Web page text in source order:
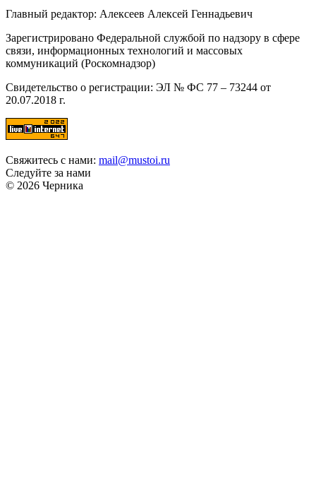
Главный редактор: Алексеев Алексей Геннадьевич
Зарегистрировано Федеральной службой по надзору в сфере
связи, информационных технологий и массовых
коммуникаций (Роскомнадзор)
Свидетельство о регистрации: ЭЛ № ФС 77 – 73244 от
20.07.2018 г.
Свяжитесь с нами: mail@mustoi.ru
Следуйте за нами
© 2026 Черника